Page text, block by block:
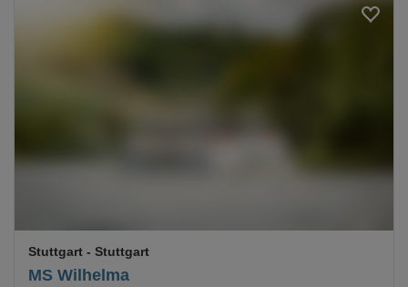
MS Wilhelma
Stuttgart - Stuttgart